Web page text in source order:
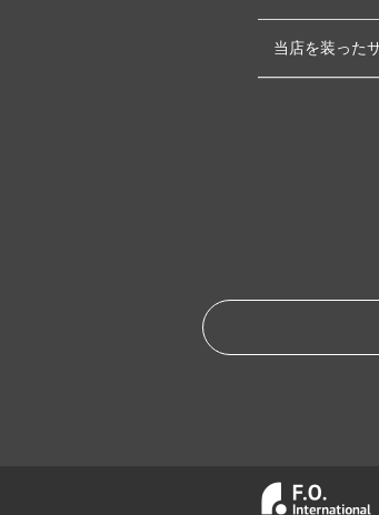
当店を装った